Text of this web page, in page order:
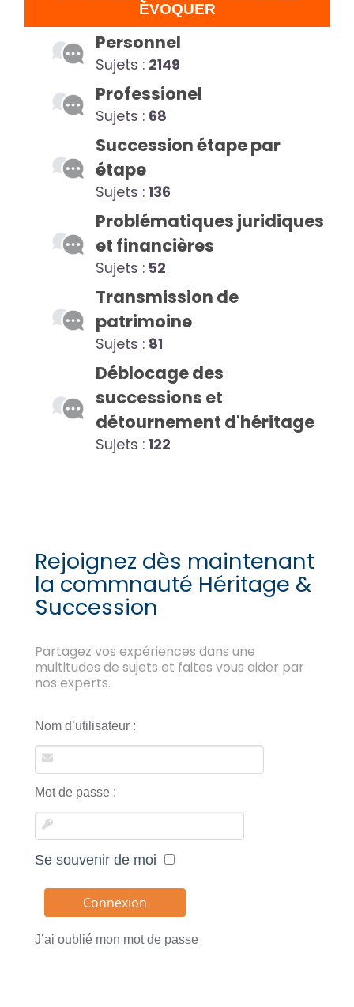
ÉVOQUER
Personnel
Sujets : 2149
Professionel
Sujets : 68
Succession étape par
étape
Sujets : 136
Problématiques juridiques
et financières
Sujets : 52
Transmission de
patrimoine
Sujets : 81
Déblocage des
successions et
détournement d'héritage
Sujets : 122
Rejoignez dès maintenant
la commnauté Héritage &
Succession
Partagez vos expériences dans une
multitudes de sujets et faites vous aider par
nos experts.
Nom d’utilisateur :
Mot de passe :
Se souvenir de moi
J’ai oublié mon mot de passe